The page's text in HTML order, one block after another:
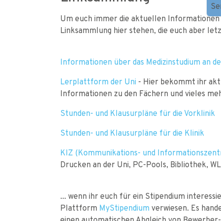
Um euch immer die aktuellen
Linksammlung hier stehen, die euch aber
Informationen über das Medizinstudium an
Lerplattform der Uni - Hier bekommt ihr
Informationen zu den Fächern und vieles
Stunden- und Klausurpläne für die Vorklinik
Stunden- und Klausurpläne für die Klinik
KIZ (Kommunikations- und
Drucken an der Uni, PC-Pools, Bibliothek,
... wenn ihr euch für ein Stipendium
Plattform MyStipendium verwiesen. Es